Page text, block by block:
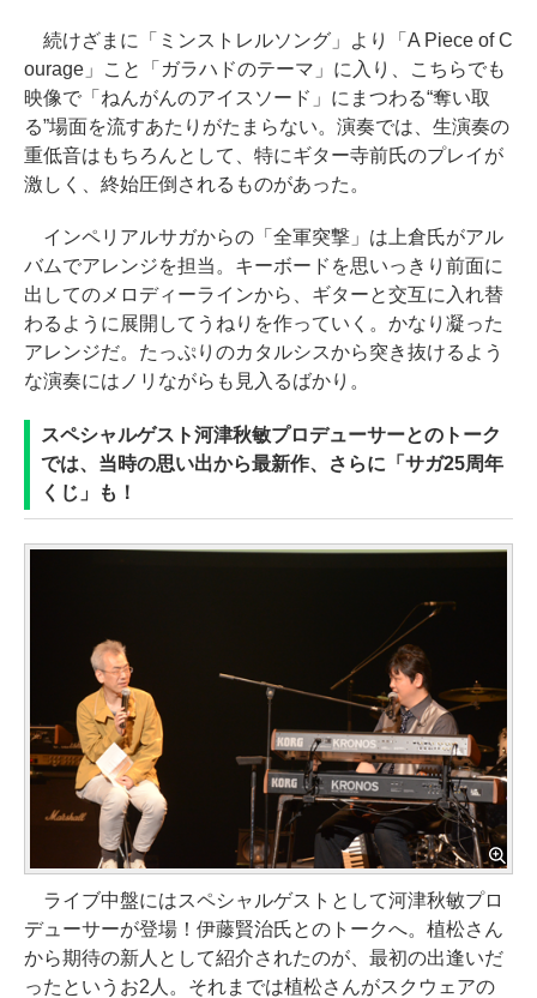
続けざまに「ミンストレルソング」より「A Piece of C
ourage」こと「ガラハドのテーマ」に入り、こちらでも
映像で「ねんがんのアイスソード」にまつわる“奪い取
る”場面を流すあたりがたまらない。演奏では、生演奏の
重低音はもちろんとして、特にギター寺前氏のプレイが
激しく、終始圧倒されるものがあった。
インペリアルサガからの「全軍突撃」は上倉氏がアル
バムでアレンジを担当。キーボードを思いっきり前面に
出してのメロディーラインから、ギターと交互に入れ替
わるように展開してうねりを作っていく。かなり凝った
アレンジだ。たっぷりのカタルシスから突き抜けるよう
な演奏にはノリながらも見入るばかり。
スペシャルゲスト河津秋敏プロデューサーとのトーク
では、当時の思い出から最新作、さらに「サガ25周年
くじ」も！
ライブ中盤にはスペシャルゲストとして河津秋敏プロ
デューサーが登場！伊藤賢治氏とのトークへ。植松さん
から期待の新人として紹介されたのが、最初の出逢いだ
ったというお2人。それまでは植松さんがスクウェアの